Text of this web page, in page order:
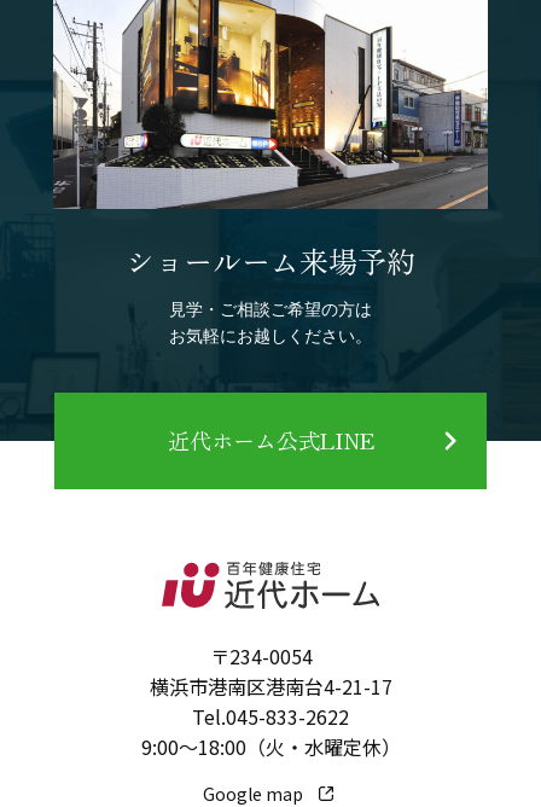
ショールーム来場予約
見学・ご相談ご希望の方は
お気軽にお越しください。
近代ホーム公式LINE
〒234-0054
横浜市港南区港南台4-21-17
Tel.045-833-2622
9:00～18:00（火・水曜定休）
Google map